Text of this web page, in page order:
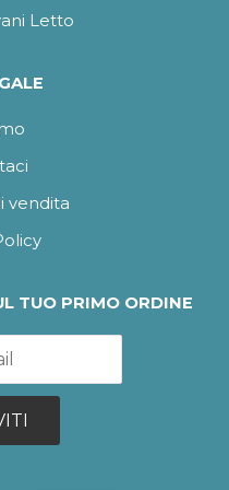
Letto
vendita
TUO PRIMO ORDINE